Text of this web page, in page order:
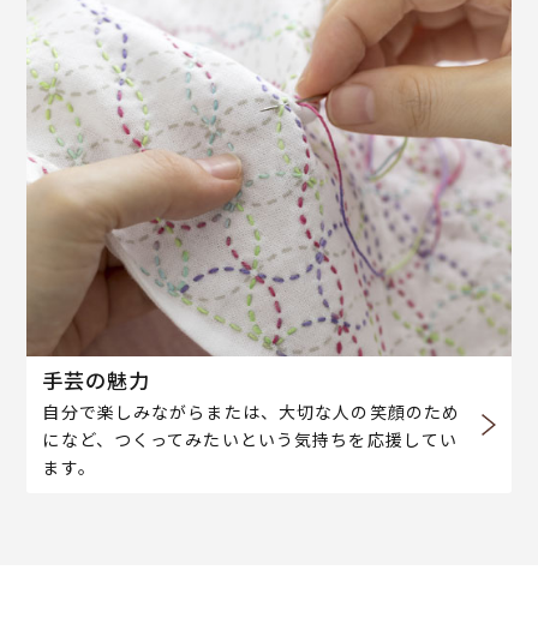
手芸の魅力
自分で楽しみながらまたは、大切な人の笑顔のため
になど、つくってみたいという気持ちを応援してい
ます。